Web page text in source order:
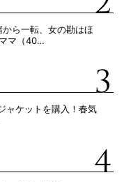
ら一転、女の勘はほ
マ（40…
ャケットを購入！春気